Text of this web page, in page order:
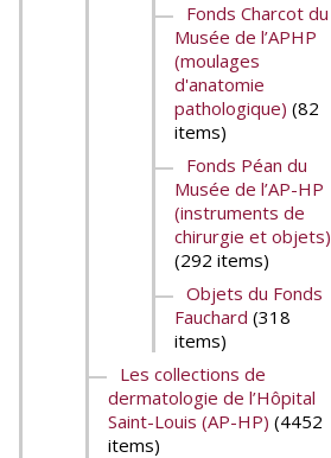
Fonds Charcot du
Musée de l’APHP
(moulages
d'anatomie
pathologique) (82
items)
Fonds Péan du
Musée de l’AP-HP
(instruments de
chirurgie et objets)
(292 items)
Objets du Fonds
Fauchard (318
items)
Les collections de
dermatologie de l’Hôpital
Saint-Louis (AP-HP) (4452
items)